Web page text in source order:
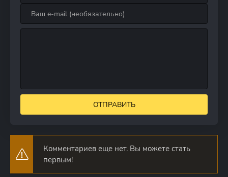
ОТПРАВИТЬ
Комментариев еще нет. Вы можете стать
первым!